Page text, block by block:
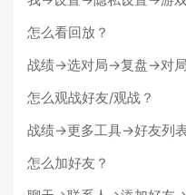
怎么看回放？
战绩→选对局→复盘→对局
怎么观战好友/观战？
战绩→更多工具→好友列表
怎么加好友？